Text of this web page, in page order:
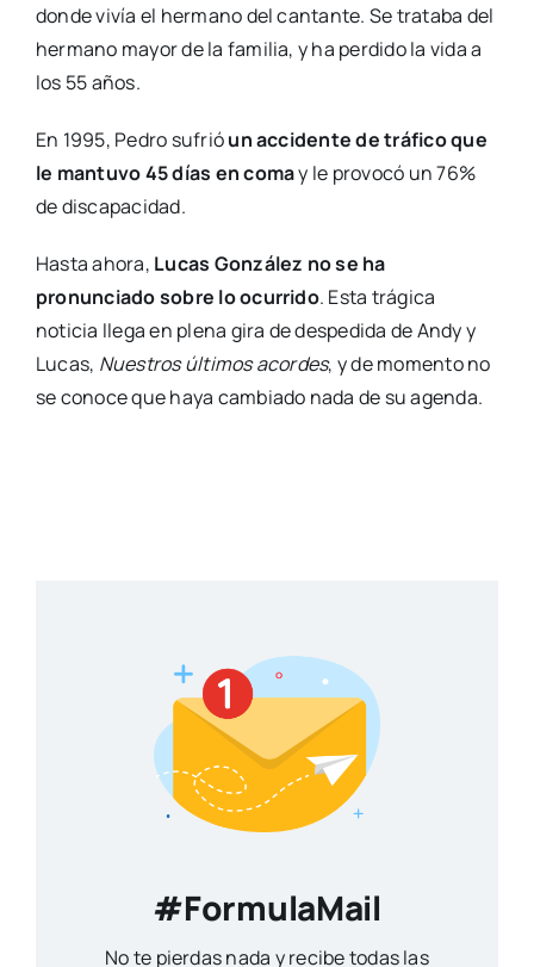
donde vivía el hermano del cantante. Se trataba del
hermano mayor de la familia, y ha perdido la vida a
los 55 años.
En 1995, Pedro sufrióun accidente de tráfico que
le mantuvo 45 días en comay le provocó un 76%
de discapacidad.
Hasta ahora, Lucas González no se ha
pronunciado sobre lo ocurrido. Esta trágica
noticia llega en plena gira de despedida de Andy y
Lucas, Nuestros últimos acordes, y de momento no
se conoce que haya cambiado nada de su agenda.
#FormulaMail
No te pierdas nada y recibe todas las